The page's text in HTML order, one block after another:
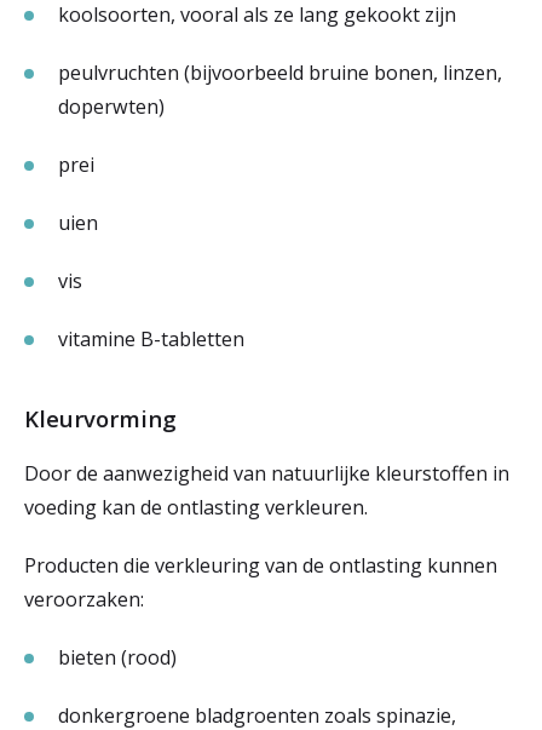
koolsoorten, vooral als ze lang gekookt zijn
peulvruchten (bijvoorbeeld bruine bonen, linzen,
doperwten)
prei
uien
vis
vitamine B-tabletten
Kleurvorming
Door de aanwezigheid van natuurlijke kleurstoffen in
voeding kan de ontlasting verkleuren.
Producten die verkleuring van de ontlasting kunnen
veroorzaken:
bieten (rood)
donkergroene bladgroenten zoals spinazie,